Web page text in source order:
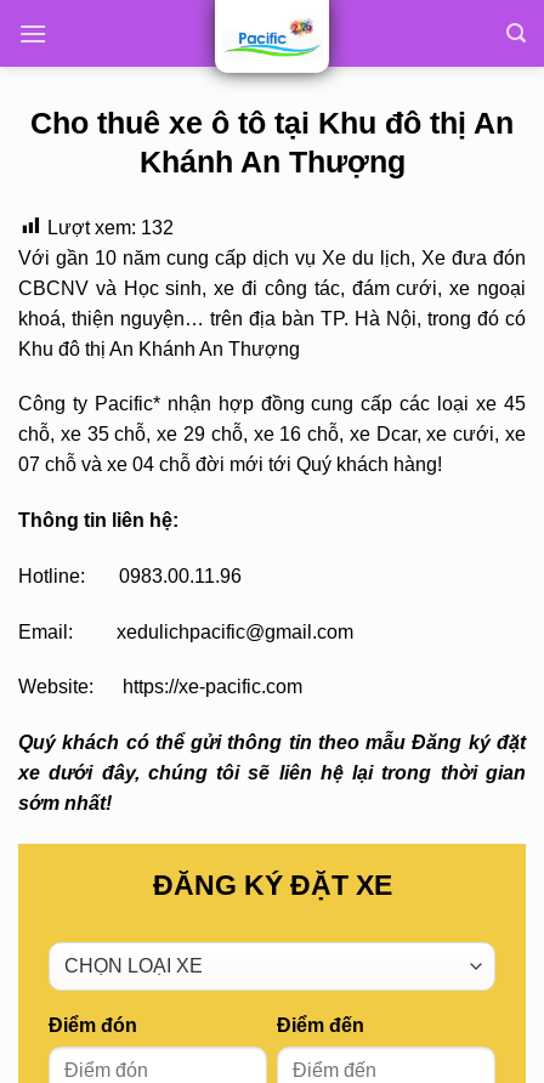
Cho thuê xe ô tô tại Khu đô thị An
Khánh An Thượng
Lượt xem: 132
Với gần 10 năm cung cấp dịch vụ Xe du lịch, Xe đưa đón
CBCNV và Học sinh, xe đi công tác, đám cưới, xe ngoại
khoá, thiện nguyện… trên địa bàn TP. Hà Nội, trong đó có
Khu đô thị An Khánh An Thượng
Công ty Pacific* nhận hợp đồng cung cấp các loại xe 45
chỗ, xe 35 chỗ, xe 29 chỗ, xe 16 chỗ, xe Dcar, xe cưới, xe
07 chỗ và xe 04 chỗ đời mới tới Quý khách hàng!
Thông tin liên hệ:
Hotline: 0983.00.11.96
Email: xedulichpacific@gmail.com
Website: https://xe-pacific.com
Quý khách có thể gửi thông tin theo mẫu Đăng ký đặt
xe dưới đây, chúng tôi sẽ liên hệ lại trong thời gian
sớm nhất!
ĐĂNG KÝ ĐẶT XE
Điểm đón Điểm đến